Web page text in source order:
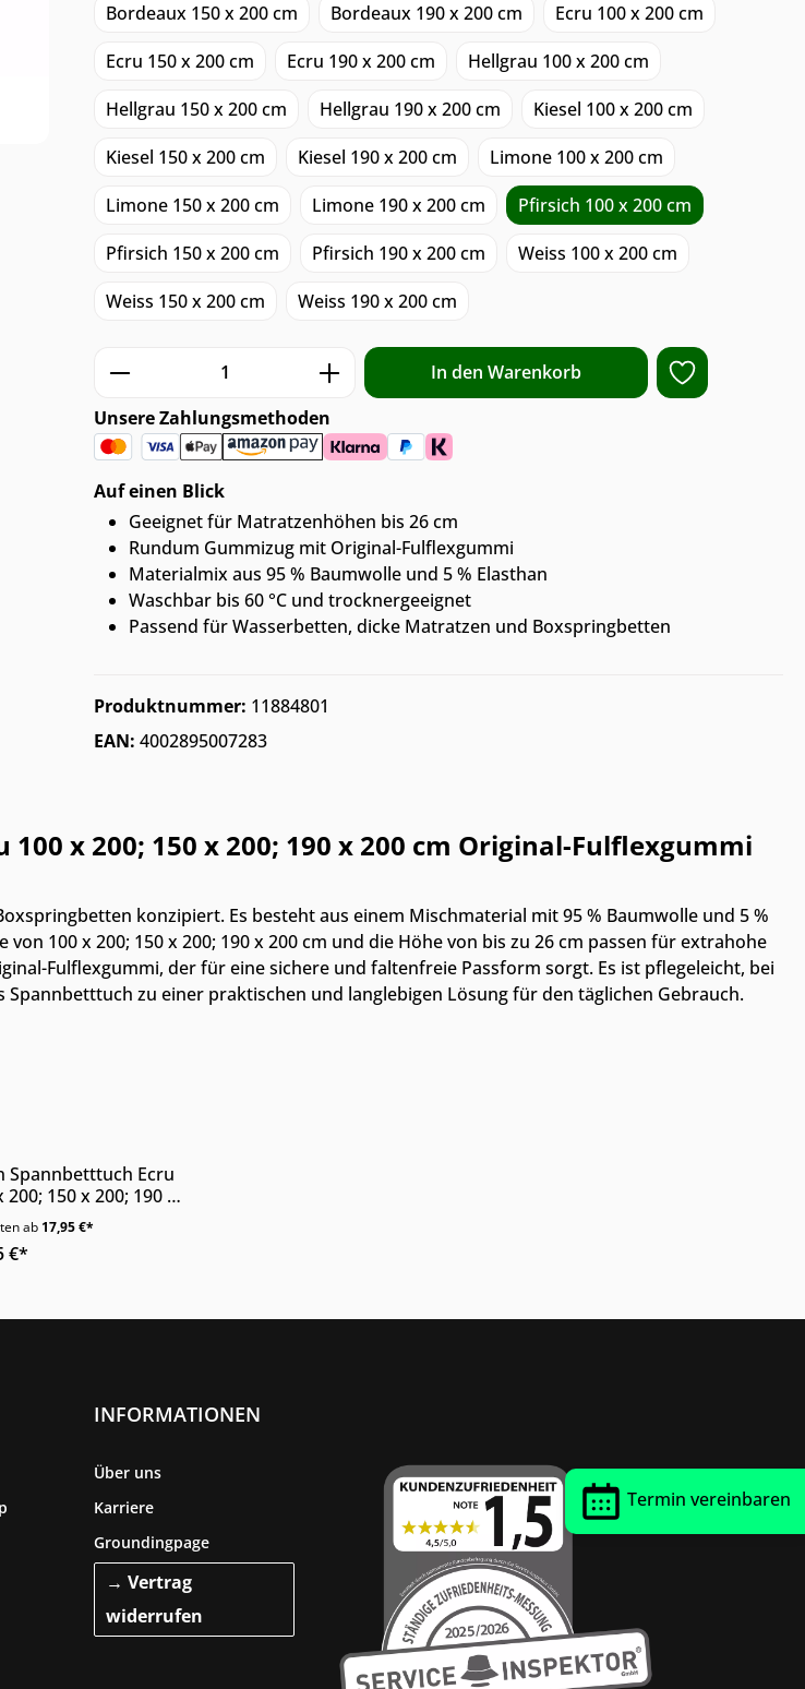
Bordeaux 150 x 200 cm
Bordeaux 190 x 200 cm
Ecru 100 x 200 cm
Ecru 150 x 200 cm
Ecru 190 x 200 cm
Hellgrau 100 x 200 cm
Hellgrau 150 x 200 cm
Hellgrau 190 x 200 cm
Kiesel 100 x 200 cm
Kiesel 150 x 200 cm
Kiesel 190 x 200 cm
Limone 100 x 200 cm
Limone 150 x 200 cm
Limone 190 x 200 cm
Pfirsich 100 x 200 cm
Pfirsich 150 x 200 cm
Pfirsich 190 x 200 cm
Weiss 100 x 200 cm
Weiss 150 x 200 cm
Weiss 190 x 200 cm
Produkt Anzahl: Gib den gewünschten Wert ein oder
In den Warenkorb
Unsere Zahlungsmethoden
Auf einen Blick
Geeignet für Matratzenhöhen bis 26 cm
Rundum Gummizug mit Original-Fulflexgummi
Materialmix aus 95 % Baumwolle und 5 % Elasthan
Waschbar bis 60 °C und trocknergeeignet
Passend für Wasserbetten, dicke Matratzen und Boxspringbetten
Produktnummer: 11884801
EAN: 4002895007283
x 200; 150 x 200; 190 x 200 cm Original-Fulflexgummi
konzipiert. Es besteht aus einem Mischmaterial mit 95 % Baumwolle und 5 %
100 x 200; 150 x 200; 190 x 200 cm und die Höhe von bis zu 26 cm passen für extrahohe
Fulflexgummi, der für eine sichere und faltenfreie Passform sorgt. Es ist pflegeleicht, bei
zu einer praktischen und langlebigen Lösung für den täglichen Gebrauch.
Spannbetttuch Ecru
200; 150 x 200; 190 x
Original-
für
bis 26 cm
ab 17,95 €*
€*
INFORMATIONEN
Über uns
Karriere
Groundingpage
→ Vertrag
widerrufen
Termin vereinbaren